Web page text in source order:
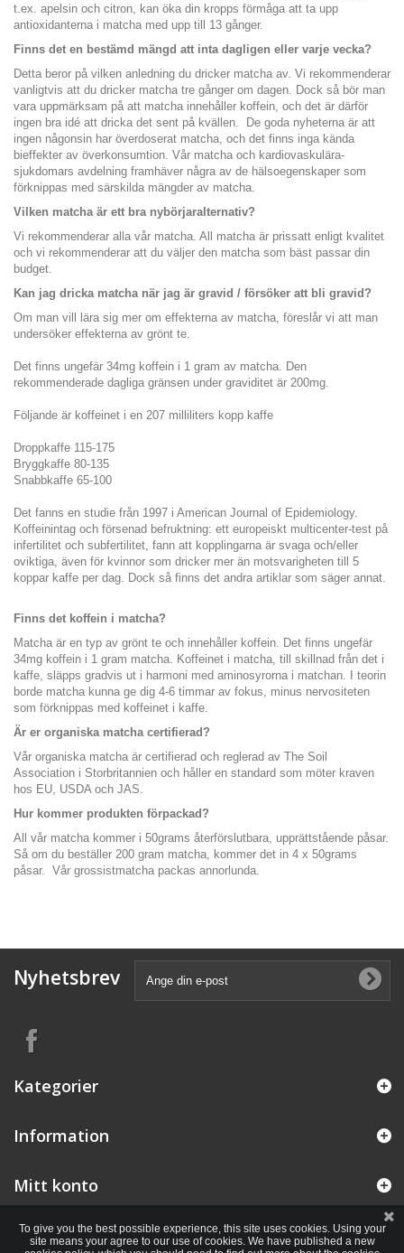
t.ex. apelsin och citron, kan öka din kropps förmåga att ta upp
antioxidanterna i matcha med upp till 13 gånger.
Finns det en bestämd mängd att inta dagligen eller varje vecka?
Detta beror på vilken anledning du dricker matcha av. Vi rekommenderar
vanligtvis att du dricker matcha tre gånger om dagen. Dock så bör man
vara uppmärksam på att matcha innehåller koffein, och det är därför
ingen bra idé att dricka det sent på kvällen. De goda nyheterna är att
ingen någonsin har överdoserat matcha, och det finns inga kända
bieffekter av överkonsumtion. Vår matcha och kardiovaskulära-
sjukdomars avdelning framhäver några av de hälsoegenskaper som
förknippas med särskilda mängder av matcha.
Vilken matcha är ett bra nybörjaralternativ?
Vi rekommenderar alla vår matcha. All matcha är prissatt enligt kvalitet
och vi rekommenderar att du väljer den matcha som bäst passar din
budget.
Kan jag dricka matcha när jag är gravid / försöker att bli gravid?
Om man vill lära sig mer om effekterna av matcha, föreslår vi att man
undersöker effekterna av grönt te.
Det finns ungefär 34mg koffein i 1 gram av matcha. Den
rekommenderade dagliga gränsen under graviditet är 200mg.
Följande är koffeinet i en 207 milliliters kopp kaffe
Droppkaffe 115-175
Bryggkaffe 80-135
Snabbkaffe 65-100
Det fanns en studie från 1997 i American Journal of Epidemiology.
Koffeinintag och försenad befruktning: ett europeiskt multicenter-test på
infertilitet och subfertilitet, fann att kopplingarna är svaga och/eller
oviktiga, även för kvinnor som dricker mer än motsvarigheten till 5
koppar kaffe per dag. Dock så finns det andra artiklar som säger annat.
Finns det koffein i matcha?
Matcha är en typ av grönt te och innehåller koffein. Det finns ungefär
34mg koffein i 1 gram matcha. Koffeinet i matcha, till skillnad från det i
kaffe, släpps gradvis ut i harmoni med aminosyrorna i matchan. I teorin
borde matcha kunna ge dig 4-6 timmar av fokus, minus nervositeten
som förknippas med koffeinet i kaffe.
Är er organiska matcha certifierad?
Vår organiska matcha är certifierad och reglerad av The Soil
Association i Storbritannien och håller en standard som möter kraven
hos EU, USDA och JAS.
Hur kommer produkten förpackad?
All vår matcha kommer i 50grams återförslutbara, upprättstående påsar.
Så om du beställer 200 gram matcha, kommer det in 4 x 50grams
påsar. Vår grossistmatcha packas annorlunda.
Nyhetsbrev
Kategorier
Information
Mitt konto
To give you the best possible experience, this site uses cookies. Using your
site means your agree to our use of cookies. We have published a new